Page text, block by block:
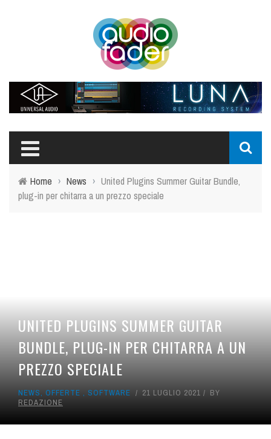
Home › News › United Plugins Summer Guitar Bundle,
plug-in per chitarra a un prezzo speciale
UNITED PLUGINS SUMMER GUITAR
BUNDLE, PLUG-IN PER CHITARRA A UN
PREZZO SPECIALE
NEWS, OFFERTE , SOFTWARE 21 LUGLIO 2021
BY
REDAZIONE